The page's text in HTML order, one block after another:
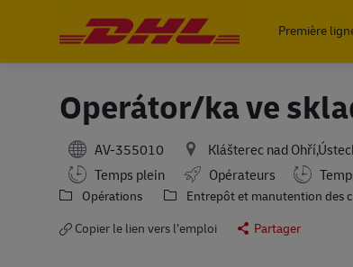
Première
Operátor/ka ve
AV-355010 Klášterec nad
Temps plein
Opérateurs Working
Opérations
Entrepôt et manutention des
Copier le lien vers l’emploi
Partager